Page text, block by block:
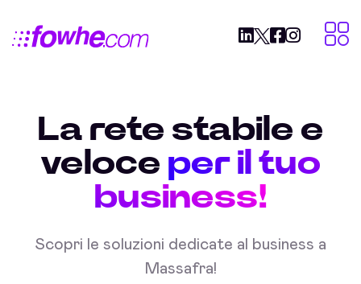
La rete stabile e
veloce per il tuo
business!
Scopri le soluzioni dedicate al business a
Massafra!